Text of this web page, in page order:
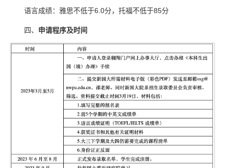
语言成绩：雅思不低于6.0分，托福不低于85分
四、 申请程序及时间